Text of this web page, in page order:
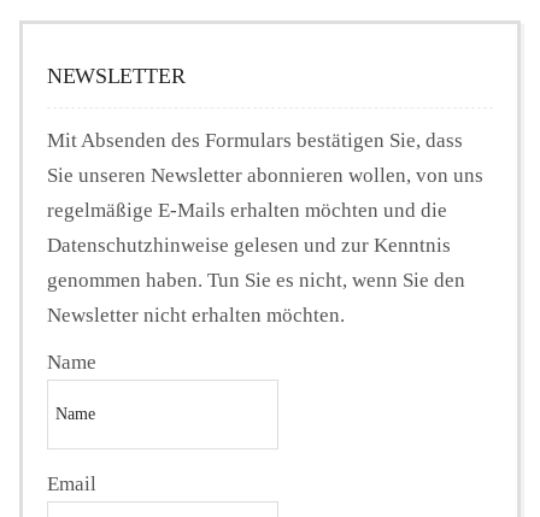
NEWSLETTER
Mit Absenden des Formulars bestätigen Sie, dass
Sie unseren Newsletter abonnieren wollen, von uns
regelmäßige E-Mails erhalten möchten und die
Datenschutzhinweise gelesen und zur Kenntnis
genommen haben. Tun Sie es nicht, wenn Sie den
Newsletter nicht erhalten möchten.
Name
Email